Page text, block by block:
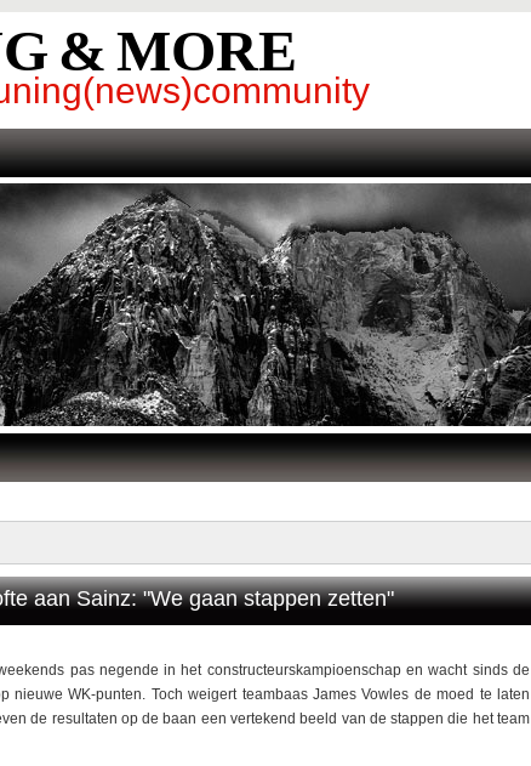
& MORE
aan Sainz: "We gaan stappen zetten"
pas negende in het constructeurskampioenschap en wacht sinds de
nieuwe WK-punten. Toch weigert teambaas James Vowles de moed te laten
de resultaten op de baan een vertekend beeld van de stappen die het team